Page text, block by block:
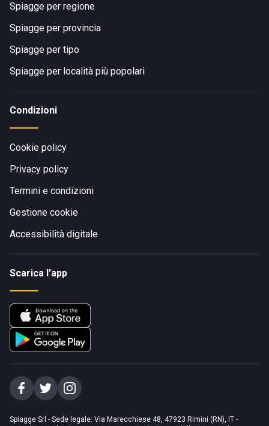
Spiagge per regione
Spiagge per provincia
Spiagge per tipo
Spiagge per località più popolari
Condizioni
Cookie policy
Privacy policy
Termini e condizioni
Gestione cookie
Accessibilità digitale
Scarica l'app
Spiagge Srl - Sede legale: Via Marecchiese 48, 47923 Rimini (RN), IT -